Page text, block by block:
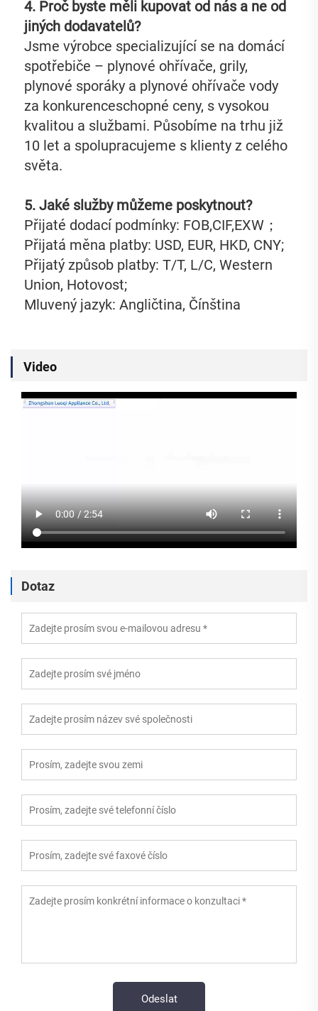
4. Proč byste měli kupovat od nás a ne od
jiných dodavatelů?
Jsme výrobce specializující se na domácí
spotřebiče – plynové ohřívače, grily,
plynové sporáky a plynové ohřívače vody
za konkurenceschopné ceny, s vysokou
kvalitou a službami. Působíme na trhu již
10 let a spolupracujeme s klienty z celého
světa.
5. Jaké služby můžeme poskytnout?
Přijaté dodací podmínky: FOB,CIF,EXW；
Přijatá měna platby: USD, EUR, HKD, CNY;
Přijatý způsob platby: T/T, L/C, Western
Union, Hotovost;
Mluvený jazyk: Angličtina, Čínština
Video
Dotaz